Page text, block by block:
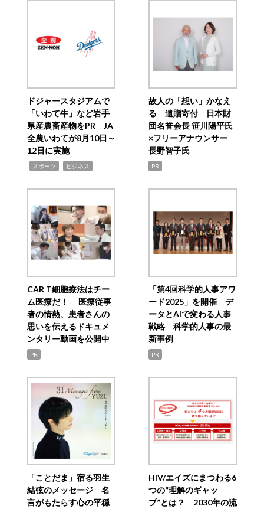
ドジャースタジアムで
「いわて牛」など岩手
県産農畜産物をPR JA
全農いわてが8月10日～
12日に実施
スポーツ ビジネス
故人の「想い」かなえ
る 遺贈寄付 日本財
団名誉会長 笹川陽平氏
×フリーアナウンサー
長野智子氏
PR
CAR T細胞療法はチー
ム医療だ！ 医療従事
者の情熱、患者さんの
思いを伝えるドキュメ
ンタリー動画を公開中
PR
「第4回科学的人事アワ
ード2025」を開催 デ
ータとAIで変わる人事
戦略 科学的人事の最
新事例
PR
「ことだま」宿る羽生
結弦のメッセージ 名
言がもたらす心の平穏
HIV/エイズにまつわる6
つの“理解のギャッ
プ”とは？ 2030年の流